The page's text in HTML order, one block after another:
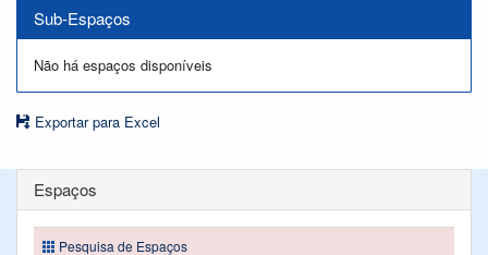
Sub-Espaços
Não há espaços disponíveis
Exportar para Excel
Espaços
Pesquisa de Espaços